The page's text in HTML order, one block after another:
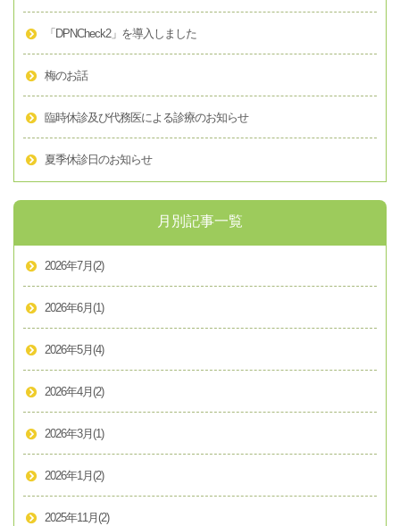
「DPNCheck2」を導入しました
梅のお話
臨時休診及び代務医による診療のお知らせ
夏季休診日のお知らせ
月別記事一覧
2026年7月 (2)
2026年6月 (1)
2026年5月 (4)
2026年4月 (2)
2026年3月 (1)
2026年1月 (2)
2025年11月 (2)